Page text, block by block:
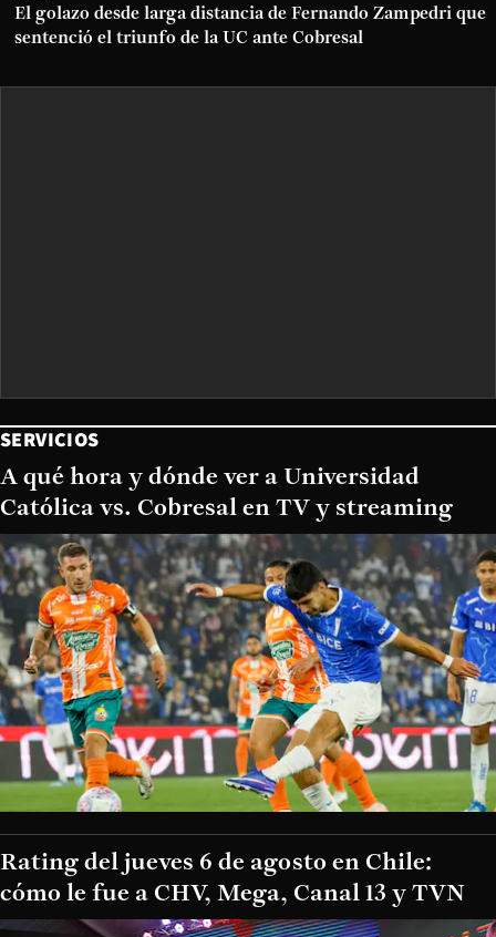
El golazo desde larga distancia de Fernando Zampedri que
sentenció el triunfo de la UC ante Cobresal
SERVICIOS
A qué hora y dónde ver a Universidad
Católica vs. Cobresal en TV y streaming
Rating del jueves 6 de agosto en Chile:
cómo le fue a CHV, Mega, Canal 13 y TVN